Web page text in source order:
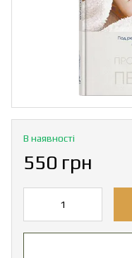
В наявності
550 грн